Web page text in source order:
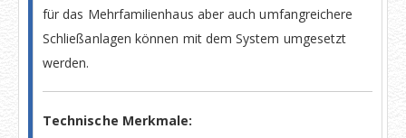
für das Mehrfamilienhaus aber auch umfangreichere
Schließanlagen können mit dem System umgesetzt
werden.
Technische Merkmale: